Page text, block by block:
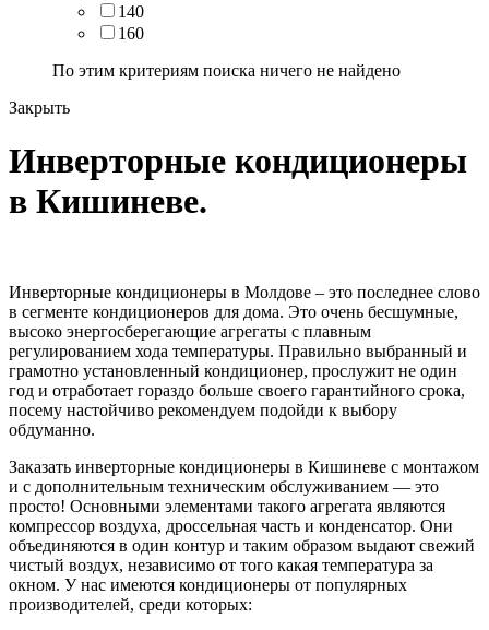
140
160
По этим критериям поиска ничего не найдено
Закрыть
Инверторные кондиционеры
в Кишиневе.
Инверторные кондиционеры в Молдове – это последнее слово
в сегменте кондиционеров для дома. Это очень бесшумные,
высоко энергосберегающие агрегаты с плавным
регулированием хода температуры. Правильно выбранный и
грамотно установленный кондиционер, прослужит не один
год и отработает гораздо больше своего гарантийного срока,
посему настойчиво рекомендуем подойди к выбору
обдуманно.
Заказать инверторные кондиционеры в Кишиневе с монтажом
и с дополнительным техническим обслуживанием — это
просто! Основными элементами такого агрегата являются
компрессор воздуха, дроссельная часть и конденсатор. Они
объединяются в один контур и таким образом выдают свежий
чистый воздух, независимо от того какая температура за
окном. У нас имеются кондиционеры от популярных
производителей, среди которых: